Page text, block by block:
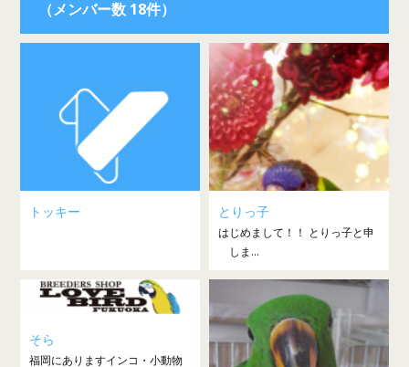
（メンバー数 18件）
トッキー とりっ子
はじめまして！！ とりっ子と申
しま...
そら
福岡にありますインコ・小動物